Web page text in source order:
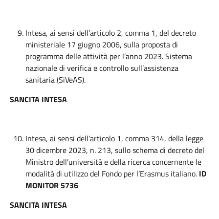
Intesa, ai sensi dell’articolo 2, comma 1, del decreto
ministeriale 17 giugno 2006, sulla proposta di
programma delle attività per l’anno 2023. Sistema
nazionale di verifica e controllo sull’assistenza
sanitaria (SiVeAS).
SANCITA INTESA
Intesa, ai sensi dell’articolo 1, comma 314, della legge
30 dicembre 2023, n. 213, sullo schema di decreto del
Ministro dell’università e della ricerca concernente le
modalità di utilizzo del Fondo per l’Erasmus italiano. ID
MONITOR 5736
SANCITA INTESA